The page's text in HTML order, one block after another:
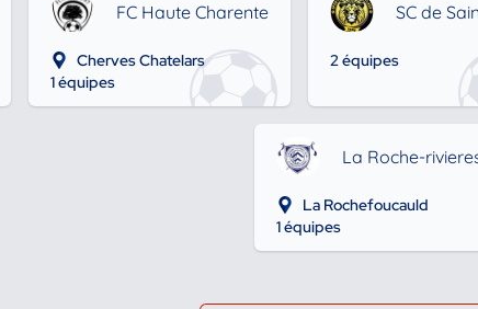
FC Haute Charente
Cherves Chatelars
1 équipes
SC de
2 équipes
La Roche-
La Rochefoucauld
1 équipes